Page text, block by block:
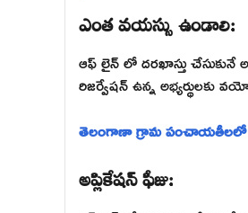
ఎంత వయస్సు ఉండాలి:
ఆఫ్ లైన్ లో దరఖాస్తు చేసుకునే
రిజర్వేషన్ ఉన్న అభ్యర్థులకు
తెలంగాణా గ్రామ పంచాయతీలలో
అప్లికేషన్ ఫీజు: